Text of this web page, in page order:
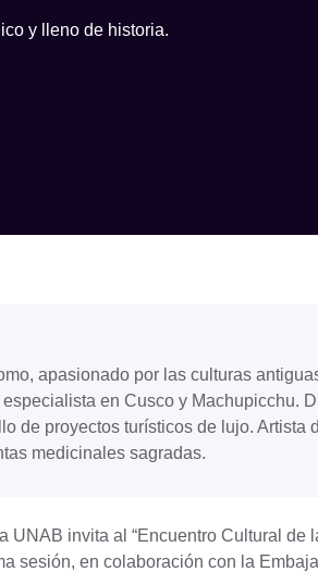
y lleno de historia.
apasionado por las culturas
en Cusco y Machupicchu.
de proyectos turísticos de lujo. Artista
medicinales sagradas.
UNAB invita al “Encuentro Cultural de
sesión, en colaboración con la